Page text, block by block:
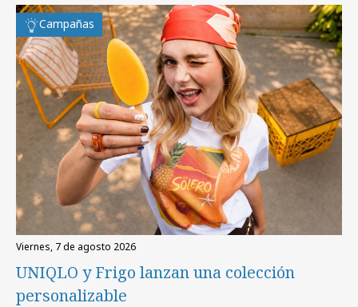
Campañas
viernes, 7 de agosto 2026
UNIQLO y Frigo lanzan una colección
personalizable